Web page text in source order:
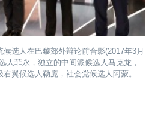
选人在巴黎郊外辩论前合影(2017年3月
人菲永，独立的中间派候选人马克龙，
翼候选人勒庞，社会党候选人阿蒙。